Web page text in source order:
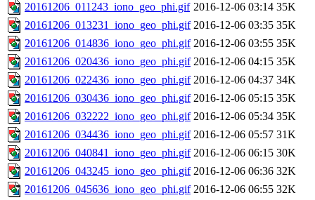
20161206_011243_iono_geo_phi.gif 2016-12-06 03:14 35K
20161206_013231_iono_geo_phi.gif 2016-12-06 03:35 35K
20161206_014836_iono_geo_phi.gif 2016-12-06 03:55 35K
20161206_020436_iono_geo_phi.gif 2016-12-06 04:15 35K
20161206_022436_iono_geo_phi.gif 2016-12-06 04:37 34K
20161206_030436_iono_geo_phi.gif 2016-12-06 05:15 35K
20161206_032222_iono_geo_phi.gif 2016-12-06 05:34 35K
20161206_034436_iono_geo_phi.gif 2016-12-06 05:57 31K
20161206_040841_iono_geo_phi.gif 2016-12-06 06:15 30K
20161206_043245_iono_geo_phi.gif 2016-12-06 06:36 32K
20161206_045636_iono_geo_phi.gif 2016-12-06 06:55 32K